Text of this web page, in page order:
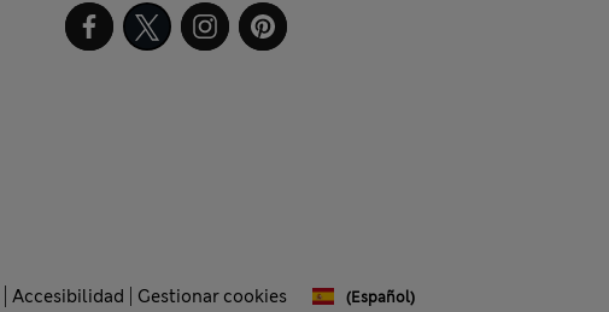
Accesibilidad Gestionar cookies (español)